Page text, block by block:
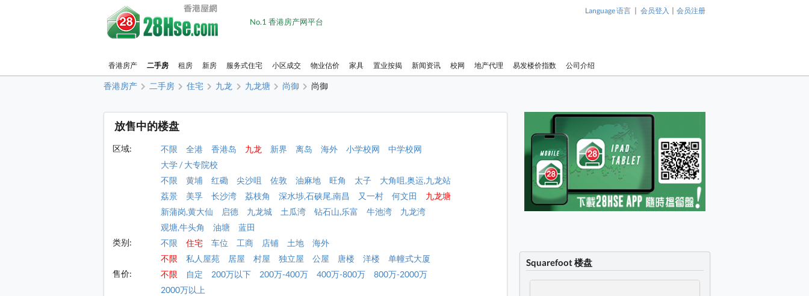
No.1 香港房产网平台
Language 语言 | 会员登入 | 会员注册
香港房产 二手房 租房 新房 服务式住宅 小区成交 物业估价 家具 置业按揭 新闻资讯 校网 地产代理 易发楼价指数 公司介绍
香港房产 二手房 住宅 九龙 九龙塘 尚御 尚御
放售中的楼盘
区域: 不限 全港 香港岛 九龙 新界 离岛 海外 小学校网
中学校网
大学 / 大专院校
不限
黄埔 红磡 尖沙咀 佐敦 油麻地 旺角 太子
大角咀,奥运,九龙站
荔景
美孚 长沙湾 荔枝角 深水埗,石硖尾,南昌 又一村 何文田
九龙塘
新蒲岗,黄大仙
启德 九龙城 土瓜湾 钻石山,乐富 牛池湾
九龙湾
观塘,牛头角
油塘
蓝田
类别:
不限 住宅 车位 工商 店铺 土地
海外
不限
私人屋苑 居屋 村屋 独立屋 公屋 唐楼 洋楼
单幢式大厦
售价:
不限 自定 200万以下 200万-400万 400万-800万
800万-2000万
2000万以上
Squarefoot 楼盘